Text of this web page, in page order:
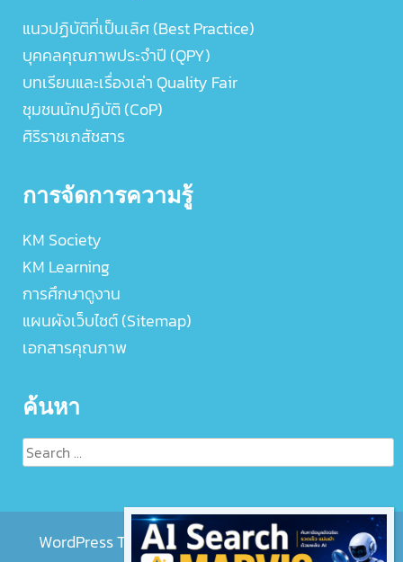
แนวปฏิบัติที่เป็นเลิศ (Best Practice)
บุคคลคุณภาพประจำปี (QPY)
บทเรียนและเรื่องเล่า Quality Fair
ชุมชนนักปฏิบัติ (CoP)
ศิริราชเภสัชสาร
การจัดการความรู้
KM Society
KM Learning
การศึกษาดูงาน
แผนผังเว็บไซต์ (Sitemap)
เอกสารคุณภาพ
ค้นหา
Search
for:
WordPress Theme :EightMedi Liteby 8Degree